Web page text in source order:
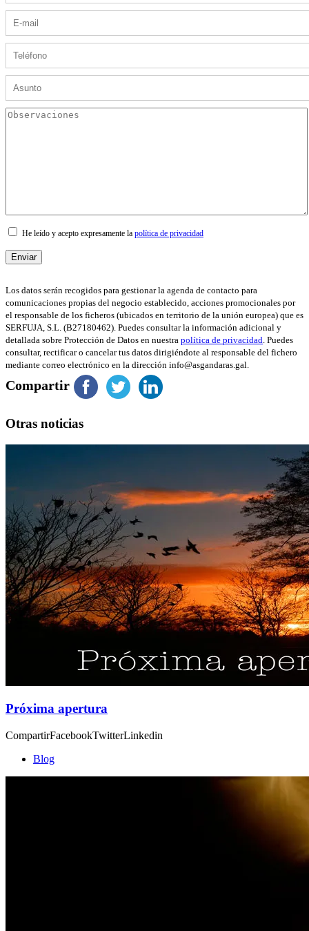
He leído y acepto expresamente la política de privacidad
Los datos serán recogidos para gestionar la agenda de contacto para
comunicaciones propias del negocio establecido, acciones promocionales por
el responsable de los ficheros (ubicados en territorio de la unión europea) que es
SERFUJA, S.L. (B27180462). Puedes consultar la información adicional y
detallada sobre Protección de Datos en nuestra política de privacidad. Puedes
consultar, rectificar o cancelar tus datos dirigiéndote al responsable del fichero
mediante correo electrónico en la dirección info@asgandaras.gal.
Compartir
Otras noticias
Próxima apertura
CompartirFacebookTwitterLinkedin
Blog